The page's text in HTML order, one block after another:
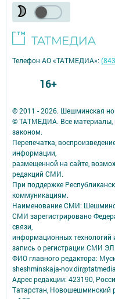
© 2011 - 2026. Шешминская
© ТАТМЕДИА. Все материалы,
законом.
Перепечатка,
информации,
размещенной на сайте,
редакций СМИ.
При поддержке
коммуникациям.
Наименование СМИ:
СМИ зарегистрировано
связи,
информационных
запись о регистрации СМИ
ФИО главного редактора:
sheshminskaja-
Адрес редакции: 423190,
Татарстан, Новошешминский
Телефон АО «ТАТМЕДИА»:
16+